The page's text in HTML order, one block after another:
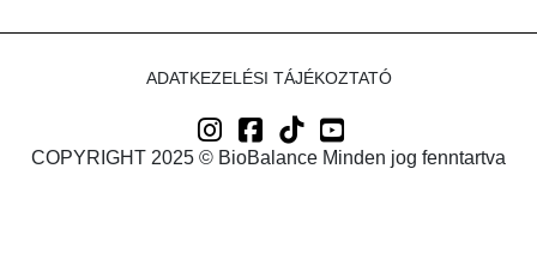
ADATKEZELÉSI TÁJÉKOZTATÓ
COPYRIGHT 2025 © BioBalance Minden jog fenntartva